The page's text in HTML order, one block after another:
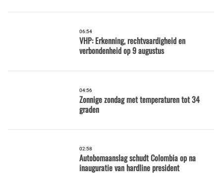
06:54
VHP: Erkenning, rechtvaardigheid en
verbondenheid op 9 augustus
04:56
Zonnige zondag met temperaturen tot 34
graden
02:58
Autobomaanslag schudt Colombia op na
inauguratie van hardline president